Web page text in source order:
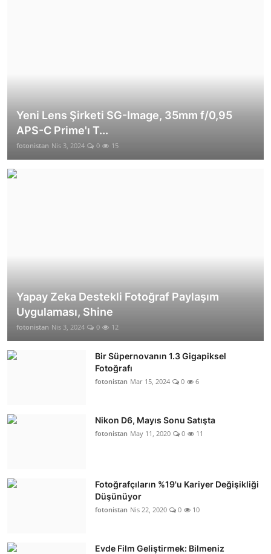
Yeni Lens Şirketi SG-Image, 35mm f/0,95
APS-C Prime'ı T...
fotonistan Nis 3, 2024 0 15
Yapay Zeka Destekli Fotoğraf Paylaşım
Uygulaması, Shine
fotonistan Nis 3, 2024 0 12
Bir Süpernovanın 1.3 Gigapiksel
Fotoğrafı
fotonistan Mar 15, 2024 0 6
Nikon D6, Mayıs Sonu Satışta
fotonistan May 11, 2020 0 11
Fotoğrafçıların %19'u Kariyer Değişikliği
Düşünüyor
fotonistan Nis 22, 2020 0 10
Evde Film Geliştirmek: Bilmeniz